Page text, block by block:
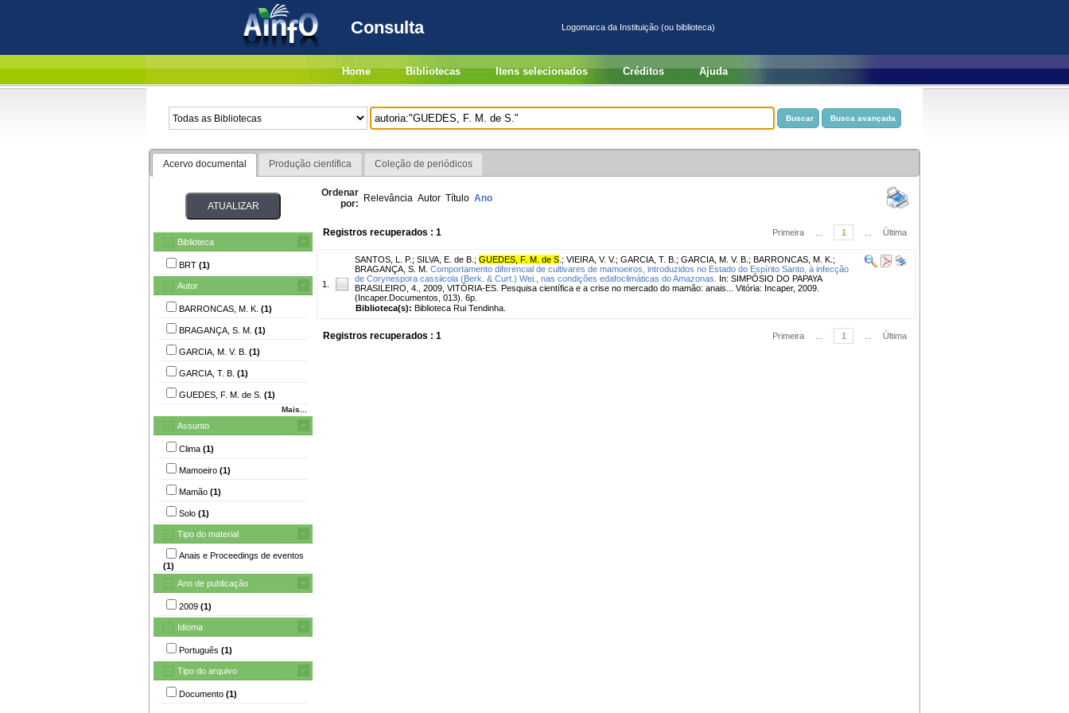
Consulta Logomarca da Instituição (ou biblioteca)
Home Bibliotecas Itens selecionados Créditos Ajuda
Acervo documental Produção científica Coleção de periódicos
Biblioteca
BRT (1)
Autor
BARRONCAS, M. K. (1)
BRAGANÇA, S. M. (1)
GARCIA, M. V. B. (1)
GARCIA, T. B. (1)
GUEDES, F. M. de S. (1)
Mais...
Assunto
Clima (1)
Mamoeiro (1)
Mamão (1)
Solo (1)
Tipo do material
Anais e Proceedings de eventos
(1)
Ano de publicação
2009 (1)
Idioma
Português (1)
Tipo do arquivo
Documento (1)
Ordenar
por: Relevância Autor Título Ano
Registros recuperados : 1 Primeira 1 Última
1.
SANTOS, L. P. ; SILVA, E. de B. ; GUEDES, F. M. de S ; VIEIRA, V. V.; GARCIA, T. B. ; GARCIA, M. V. B. ; BARRONCAS, M. K. ;
BRAGANÇA, S. M. Comportamento diferencial de cultivares de mamoeiros, introduzidos no Estado do Espírito Santo, à infecção
de Corynespora cassiicola (Berk. & Curt.) Wei., nas condições edafoclimáticas do Amazonas.
In: SIMPÓSIO DO PAPAYA
BRASILEIRO, 4., 2009, VITÓRIA-ES. Pesquisa científica e a crise no mercado do mamão: anais... Vitória: Incaper, 2009.
(Incaper.Documentos, 013). 6p.
Biblioteca(s): Biblioteca Rui Tendinha.
Registros recuperados : 1 Primeira 1 Última